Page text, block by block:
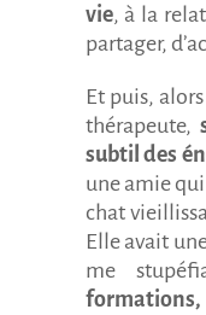
vie, à la
partager,
Et puis,
thérapeute,
subtil des
une amie
chat
Elle avait
me